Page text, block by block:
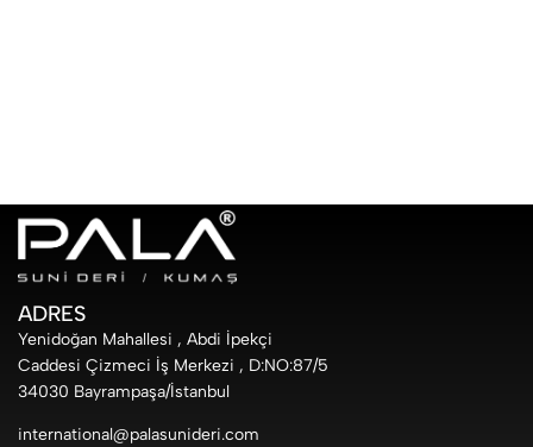
ADRES
Yenidoğan Mahallesi , Abdi İpekçi
Caddesi Çizmeci İş Merkezi , D:NO:87/5
34030 Bayrampaşa/İstanbul
international@palasunideri.com